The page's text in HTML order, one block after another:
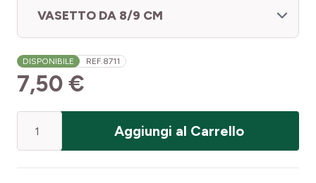
VASETTO DA 8/9 CM
DISPONIBILE REF.8711
7,50 €
Aggiungi al Carrello